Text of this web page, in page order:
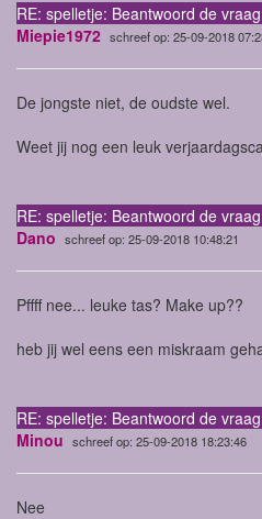
RE: spelletje: Beantwoord de vraag
Miepie1972 schreef op: 25-09-2018
De jongste niet, de oudste wel.
Weet jij nog een leuk
RE: spelletje: Beantwoord de vraag
Dano schreef op: 25-09-2018 10:48:21
Pffff nee... leuke tas? Make up??
heb jij wel eens een miskraam
RE: spelletje: Beantwoord de vraag
Minou schreef op: 25-09-2018 18:23:46
Nee